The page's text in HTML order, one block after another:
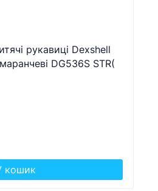
рукавиці Dexshell
DG536S STR(
кошик